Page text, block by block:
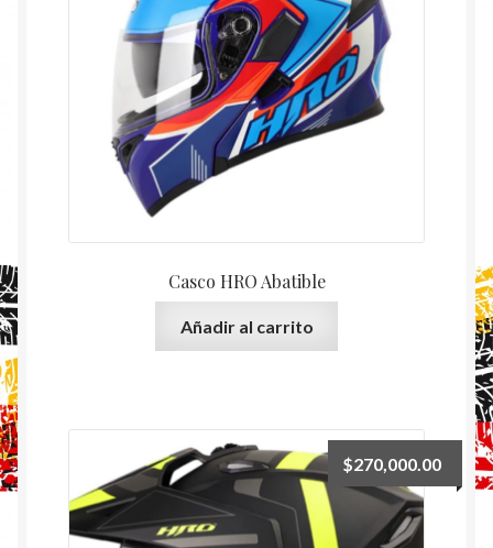
Casco HRO Abatible
Añadir al carrito
$270,000.00